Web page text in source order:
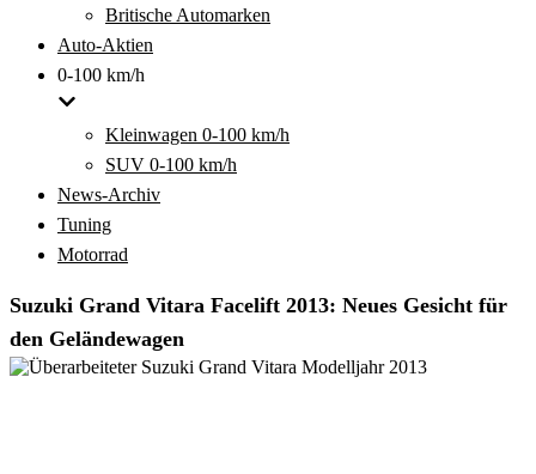
Britische Automarken
Auto-Aktien
0-100 km/h
Kleinwagen 0-100 km/h
SUV 0-100 km/h
News-Archiv
Tuning
Motorrad
Suzuki Grand Vitara Facelift 2013: Neues Gesicht für
den Geländewagen